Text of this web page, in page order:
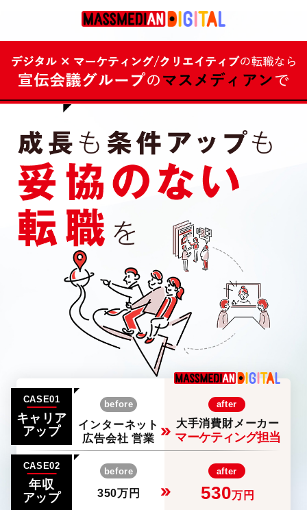
CASE01
キャリア
アップ
before
インターネット
広告会社 営業
after
大手消費財メーカー
マーケティング担当
CASE02
年収
アップ
before
350万円
after
530万円